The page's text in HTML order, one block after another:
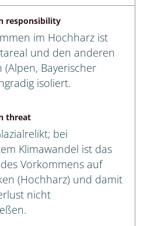
responsibility
im Hochharz ist
und den anderen
(Alpen, Bayerischer
isoliert.
threat
bei
Klimawandel ist das
Vorkommens auf
(Hochharz) und damit
nicht